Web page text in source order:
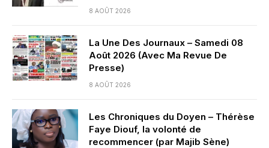
8 AOÛT 2026
La Une Des Journaux – Samedi 08
Août 2026 (Avec Ma Revue De
Presse)
8 AOÛT 2026
Les Chroniques du Doyen – Thérèse
Faye Diouf, la volonté de
recommencer (par Majib Sène)